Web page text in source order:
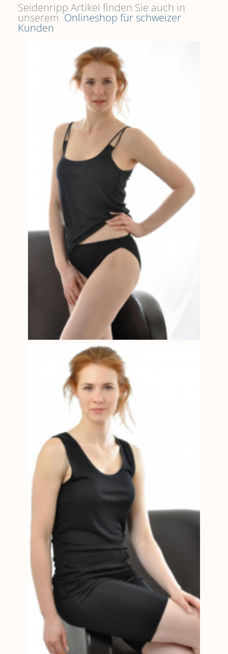
Seidenripp Artikel finden Sie auch in
unserem Onlineshop für schweizer
Kunden